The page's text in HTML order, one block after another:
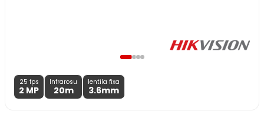
25 fps
2 MP
Infrarosu
20m
lentila fixa
3.6mm